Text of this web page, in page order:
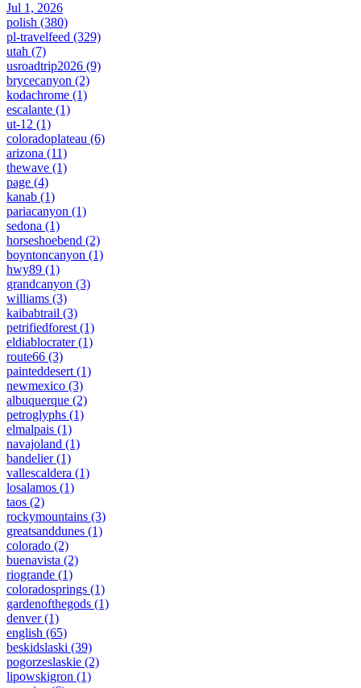
Jul 1, 2026
polish (380)
pl-travelfeed (329)
utah (7)
usroadtrip2026 (9)
brycecanyon (2)
kodachrome (1)
escalante (1)
ut-12 (1)
coloradoplateau (6)
arizona (11)
thewave (1)
page (4)
kanab (1)
pariacanyon (1)
sedona (1)
horseshoebend (2)
boyntoncanyon (1)
hwy89 (1)
grandcanyon (3)
williams (3)
kaibabtrail (3)
petrifiedforest (1)
eldiablocrater(1)
route66 (3)
painteddesert (1)
newmexico (3)
albuquerque (2)
petroglyphs (1)
elmalpais (1)
navajoland (1)
bandelier(1)
vallescaldera (1)
losalamos (1)
taos (2)
rockymountains (3)
greatsanddunes (1)
colorado (2)
buenavista (2)
riogrande (1)
coloradosprings (1)
gardenofthegods (1)
denver(1)
english (65)
beskidslaski (39)
pogorzeslaskie (2)
lipowskigron (1)